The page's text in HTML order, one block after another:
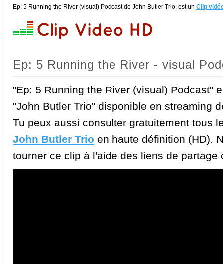
Ep: 5 Running the River (visual) Podcast de John Butler Trio, est un Clip
Ep: 5 Running the River - visual
"Ep: 5 Running the River (visual) Podcast"
"John Butler Trio" disponible en streaming
Tu peux aussi consulter gratuitement tous
John Butler Trio en haute définition (HD).
tourner ce clip à l'aide des liens de partage